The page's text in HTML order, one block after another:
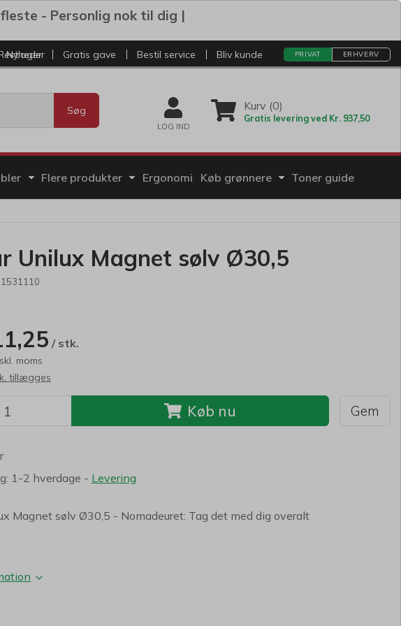
- Personlig nok til dig |
Nyheder Gratis gave Bestil service Bliv kunde PRIVAT ERHVERV
Søg
LOG IND
Kurv (0)
Gratis levering ved Kr. 937,50
Flere produkter Ergonomi Køb grønnere Toner guide
Unilux Magnet sølv Ø30,5
1531110
/ stk.
moms
tillægges
Køb nu Gem
1-2 hverdage - Levering
Magnet sølv Ø30,5 - Nomadeuret: Tag det med dig overalt